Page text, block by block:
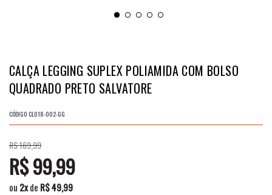
CALÇA LEGGING SUPLEX POLIAMIDA COM BOLSO
QUADRADO PRETO SALVATORE
CÓDIGO CL018-002-GG
R$ 169,99
R$ 99,99
ou 2xde R$ 49,99